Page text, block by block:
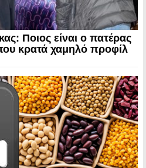
Ποιος είναι ο πατέρας
κρατά χαμηλό προφίλ